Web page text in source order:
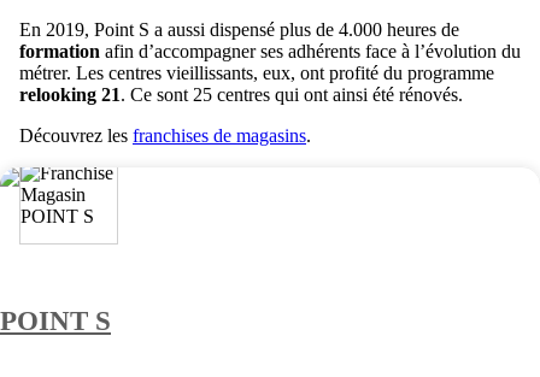
En 2019, Point S a aussi dispensé plus de 4.000 heures de
formation afin d’accompagner ses adhérents face à l’évolution du
métrer. Les centres vieillissants, eux, ont profité du programme
relooking 21. Ce sont 25 centres qui ont ainsi été rénovés.
Découvrez les franchises de magasins.
POINT S